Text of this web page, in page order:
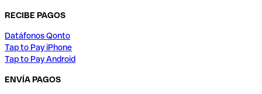
RECIBE PAGOS
Datáfonos Qonto
Tap to Pay iPhone
Tap to Pay Android
ENVÍA PAGOS